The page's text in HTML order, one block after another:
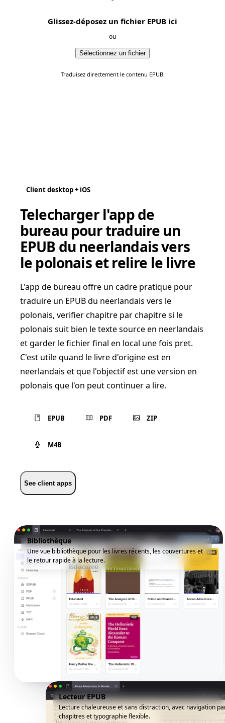
Glissez-déposez un fichier EPUB ici
ou
Sélectionnez un fichier
Traduisez directement le contenu EPUB.
Client desktop + iOS
Telecharger l'app de
bureau pour traduire un
EPUB du neerlandais vers
le polonais et relire le livre
L'app de bureau offre un cadre pratique pour
traduire un EPUB du neerlandais vers le
polonais, verifier chapitre par chapitre si le
polonais suit bien le texte source en neerlandais
et garder le fichier final en local une fois pret.
C'est utile quand le livre d'origine est en
neerlandais et que l'objectif est une version en
polonais que l'on peut continuer a lire.
EPUB PDF ZIP
M4B
See client apps
Bibliothèque
Une vue bibliothèque pour les livres récents, les couvertures et
le retour rapide à la lecture.
Lecteur EPUB
Lecture chaleureuse et sans distraction, avec navigation
chapitres et typographie flexible.